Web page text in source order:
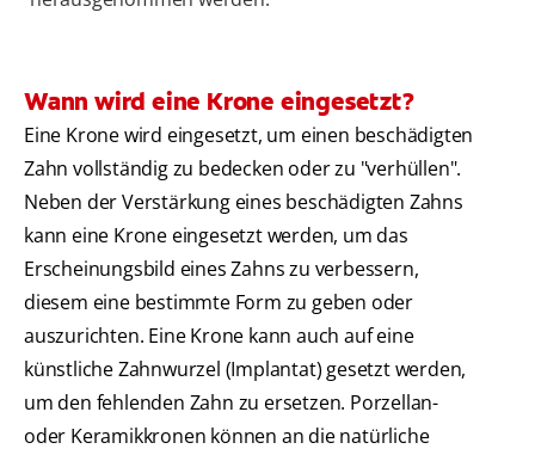
Wann wird eine Krone eingesetzt?
Eine Krone wird eingesetzt, um einen beschädigten
Zahn vollständig zu bedecken oder zu "verhüllen".
Neben der Verstärkung eines beschädigten Zahns
kann eine Krone eingesetzt werden, um das
Erscheinungsbild eines Zahns zu verbessern,
diesem eine bestimmte Form zu geben oder
auszurichten. Eine Krone kann auch auf eine
künstliche Zahnwurzel (Implantat) gesetzt werden,
um den fehlenden Zahn zu ersetzen. Porzellan-
oder Keramikkronen können an die natürliche